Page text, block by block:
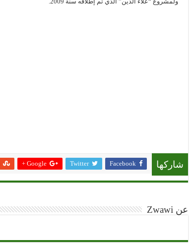
شاركها Facebook
Twitter
Google +
عن Zwawi